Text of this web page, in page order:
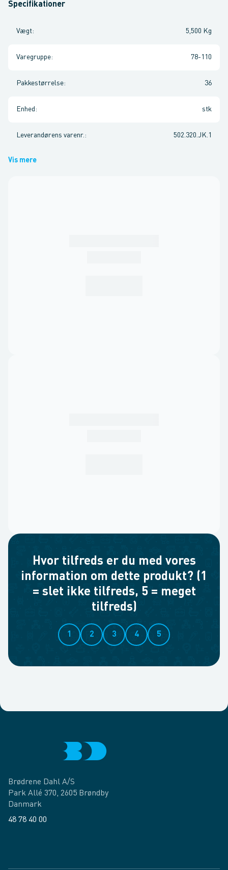
Specifikationer
Vægt: 5,500 Kg
Varegruppe: 78-110
Pakkestørrelse: 36
Enhed : stk
Leverandørens varenr. : 502.320.JK.1
Vis mere
Hvor tilfreds er du med vores
information om dette produkt? (1
= slet ikke tilfreds, 5 = meget
tilfreds)
1 2 3 4 5
Brødrene Dahl A/S
Park Allé 370, 2605 Brøndby
Danmark
48 78 40 00